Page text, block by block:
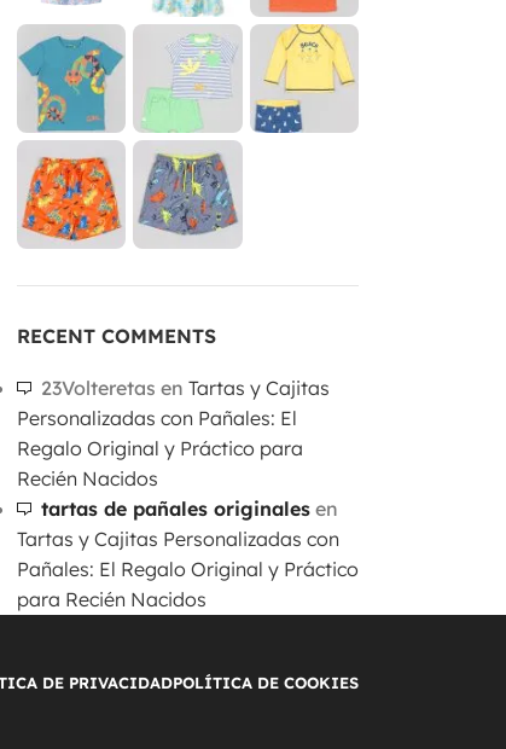
RECENT COMMENTS
23Volteretas en Tartas y Cajitas
Personalizadas con Pañales: El
Regalo Original y Práctico para
Recién Nacidos
tartas de pañales originalesen
Tartas y Cajitas Personalizadas con
Pañales: El Regalo Original y Práctico
para Recién Nacidos
DE PRIVACIDADPOLÍTICA DE COOKIES